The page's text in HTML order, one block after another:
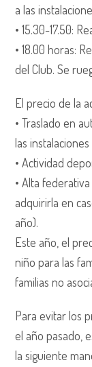
a las
•⁠ ⁠15.30-17.50:
•⁠ ⁠18.00 horas:
del Club. Se
El precio de la
•⁠ ⁠Traslado en
las instalaciones
•⁠ ⁠Actividad
•⁠ ⁠Alta
adquirirla en
año).
Este año, el
niño para las
familias no
Para evitar los
el año pasado,
la siguiente